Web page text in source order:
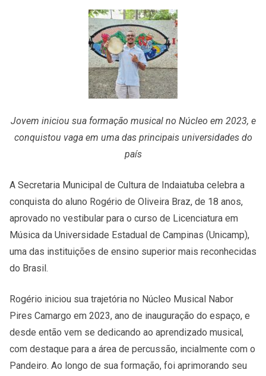
Jovem iniciou sua formação musical no Núcleo em 2023, e
conquistou vaga em uma das principais universidades do
país
A Secretaria Municipal de Cultura de Indaiatuba celebra a
conquista do aluno Rogério de Oliveira Braz, de 18 anos,
aprovado no vestibular para o curso de Licenciatura em
Música da Universidade Estadual de Campinas (Unicamp),
uma das instituições de ensino superior mais reconhecidas
do Brasil.
Rogério iniciou sua trajetória no Núcleo Musical Nabor
Pires Camargo em 2023, ano de inauguração do espaço, e
desde então vem se dedicando ao aprendizado musical,
com destaque para a área de percussão, incialmente com o
Pandeiro. Ao longo de sua formação, foi aprimorando seu